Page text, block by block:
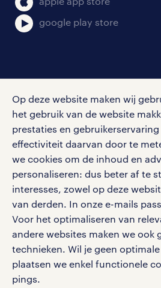
Op deze website maken wij
het gebruik van de website
prestaties en
effectiviteit daarvan door te
we cookies om de inhoud en
personaliseren: dus beter af te
interesses, zowel op deze
van derden. In onze e-mails
Voor het optimaliseren van
andere websites maken we ook
technieken. Wil je geen
plaatsen we enkel functionele
pings.
google play store
Volg ons voor de leukste
vacatures, solliciteren en
werken bij randstad
gebruikersvoorwaarden
privacystatement
cookies
disclaimer
sitemap